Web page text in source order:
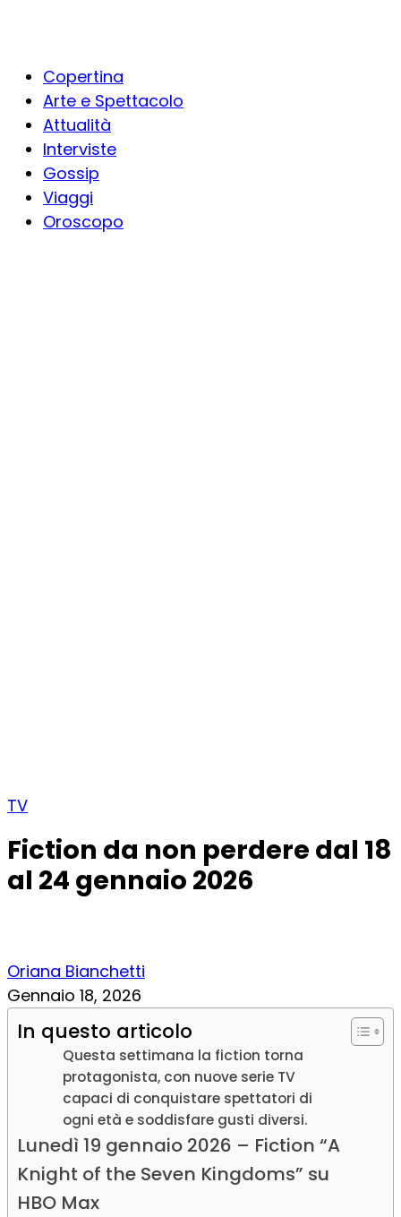
Copertina
Arte e Spettacolo
Attualità
Interviste
Gossip
Viaggi
Oroscopo
TV
Fiction da non perdere dal 18
al 24 gennaio 2026
Oriana Bianchetti
Gennaio 18, 2026
In questo articolo
Questa settimana la fiction torna
protagonista, con nuove serie TV
capaci di conquistare spettatori di
ogni età e soddisfare gusti diversi.
Lunedì 19 gennaio 2026 – Fiction “A
Knight of the Seven Kingdoms” su
HBO Max